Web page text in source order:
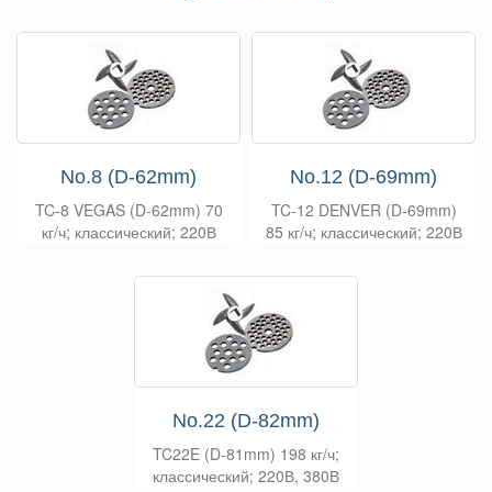
No.8 (D-62mm)
TC-8 VEGAS (D-62mm) 70
кг/ч; классический; 220В
No.12 (D-69mm)
TC-12 DENVER (D-69mm)
85 кг/ч; классический; 220В
No.22 (D-82mm)
TC22E (D-81mm) 198 кг/ч;
классический; 220В, 380В